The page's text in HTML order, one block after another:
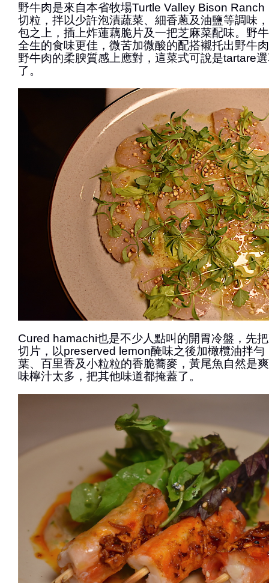
野牛肉是來自本省牧場Turtle Valley Bison Ranch
切粒，拌以少許泡漬蔬菜、細香蔥及油鹽等調味
包之上，插上炸蓮藕脆片及一把芝麻菜配味。野
全生的食味更佳，微苦加微酸的配搭襯托出野牛
野牛肉的柔腴質感上應對，這菜式可說是tartare
了。
Cured hamachi也是不少人點叫的開胃冷盤，先
切片，以preserved lemon醃味之後加橄欖油拌勻
葉、百里香及小粒粒的香脆蕎麥，黃尾魚自然是
味檸汁太多，把其他味道都掩蓋了。